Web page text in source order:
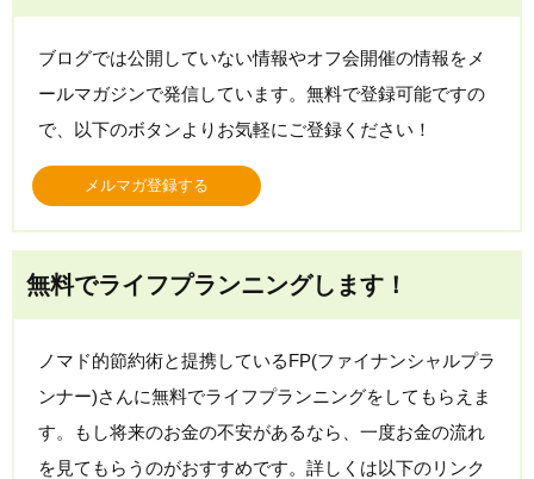
ブログでは公開していない情報やオフ会開催の情報をメ
ールマガジンで発信しています。無料で登録可能ですの
で、以下のボタンよりお気軽にご登録ください！
メルマガ登録する
無料でライフプランニングします！
ノマド的節約術と提携しているFP(ファイナンシャルプラ
ンナー)さんに無料でライフプランニングをしてもらえま
す。もし将来のお金の不安があるなら、一度お金の流れ
を見てもらうのがおすすめです。詳しくは以下のリンク